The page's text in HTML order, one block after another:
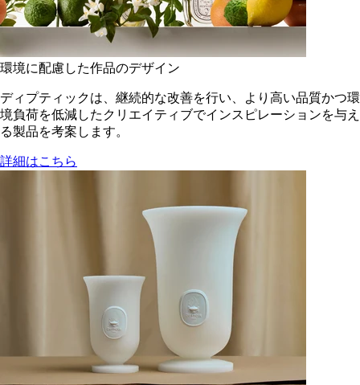
環境に配慮した作品のデザイン
ディプティックは、継続的な改善を行い、より高い品質かつ環
境負荷を低減した​クリエイティブでインスピレーションを与え
る製品を考案します。
詳細はこちら